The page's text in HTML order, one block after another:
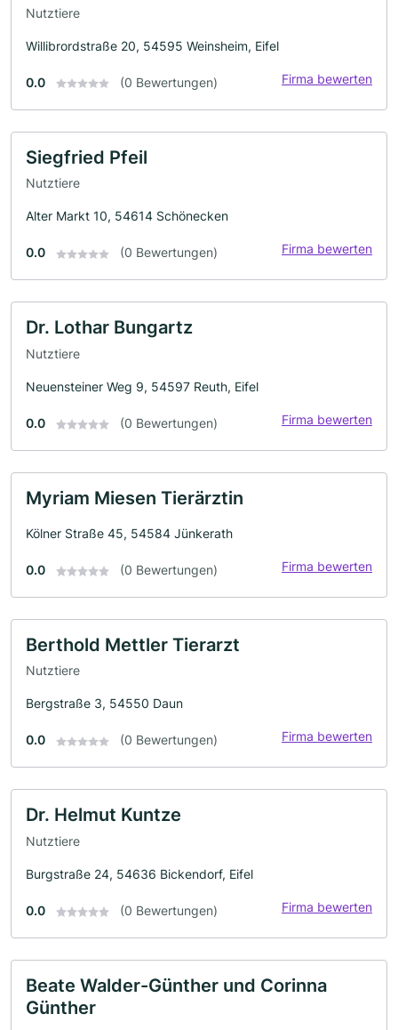
Nutztiere
Willibrordstraße 20, 54595 Weinsheim, Eifel
0.0 (0 Bewertungen) Firma bewerten
Siegfried Pfeil
Nutztiere
Alter Markt 10, 54614 Schönecken
0.0 (0 Bewertungen) Firma bewerten
Dr. Lothar Bungartz
Nutztiere
Neuensteiner Weg 9, 54597 Reuth, Eifel
0.0 (0 Bewertungen) Firma bewerten
Myriam Miesen Tierärztin
Kölner Straße 45, 54584 Jünkerath
0.0 (0 Bewertungen) Firma bewerten
Berthold Mettler Tierarzt
Nutztiere
Bergstraße 3, 54550 Daun
0.0 (0 Bewertungen) Firma bewerten
Dr. Helmut Kuntze
Nutztiere
Burgstraße 24, 54636 Bickendorf, Eifel
0.0 (0 Bewertungen) Firma bewerten
Beate Walder-Günther und Corinna
Günther